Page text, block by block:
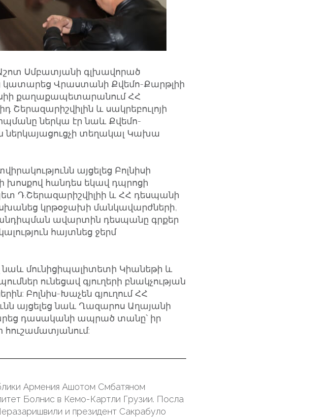
Սմբատյանի գլխավորած
կատարեց Վրաստանի Քվեմո-Քարթլիի
քաղաքապետարանում ՀՀ
և սակրեբուլոյի
ներկա էր նաև Քվեմո-
ներկայացուցչի տեղակալ Կախա
այցելեց Բոլնիսի
խոսքով հանդես եկավ դպրոցի
Դ.Շերազարիշվիլիի և ՀՀ դեսպանի
կրթօջախի մանկավարժների,
ավարտին դեսպանը գրքեր
հայտնեց ջերմ
նաև մունիցիպալիտետի Կիանեթի և
ունեցավ գյուղերի բնակչության
Բոլնիս-Խաչեն գյուղում ՀՀ
այցելեց նաև Ղազարոս Աղայանի
դասականի ապրած տանը՝ իր
հուշամատյանում:
Армения Ашотом Смбатяном
Болнис в Кемо-Картли Грузии. Посла
и президент Сакрабуло